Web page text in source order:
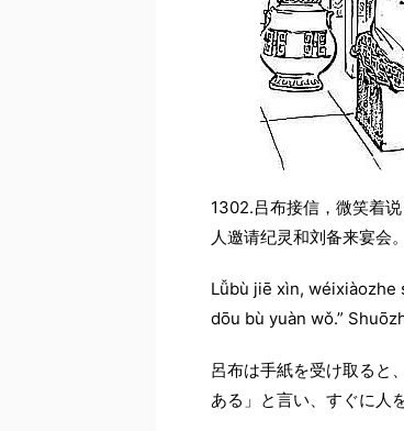
1302.吕布接信，微笑着
人邀请纪灵和刘备来宴会。
Lǚbù jiē xìn, wéixiàozhe
dōu bù yuàn wǒ.”
呂布は手紙を受け取ると
ある」と言い、すぐに人